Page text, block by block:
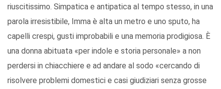
riuscitissimo. Simpatica e antipatica al tempo stesso, in una
parola irresistibile, Imma è alta un metro e uno sputo, ha
capelli crespi, gusti improbabili e una memoria prodigiosa. È
una donna abituata «per indole e storia personale» a non
perdersi in chiacchiere e ad andare al sodo «cercando di
risolvere problemi domestici e casi giudiziari senza grosse